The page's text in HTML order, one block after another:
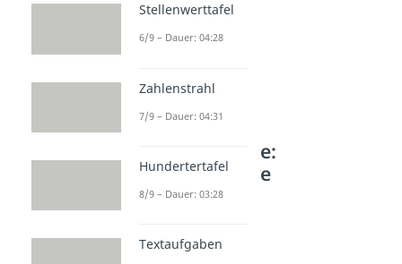
Weitere Inhalte:
Mathematische
Grundlagen
Potenzgesetze
Stellenwerttafel
6/9 – Dauer: 04:28
Zahlenstrahl
7/9 – Dauer: 04:31
Hundertertafel
8/9 – Dauer: 03:28
Textaufgaben